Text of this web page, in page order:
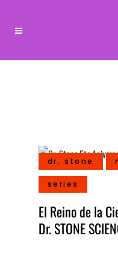
dr. stone
series
El Reino de la
Dr. STONE